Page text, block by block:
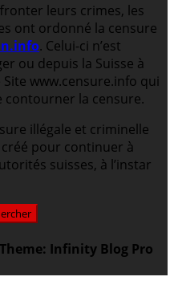
leurs crimes, les
ont ordonné la censure
. Celui-ci n’est
ou depuis la Suisse à
Site www.censure.info qui
contourner la censure.
illégale et criminelle
créé pour continuer à
suisses, à l’instar
Theme: Infinity Blog Pro